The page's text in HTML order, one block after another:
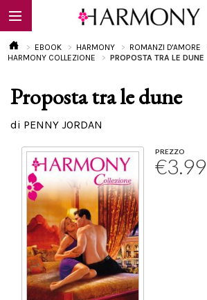
EBOOK
Calendario
EBOOK HARMONY
ROMANZI D'AMORE
HARMONY COLLEZIONE
PROPOSTA TRA LE DUNE
Proposta tra le dune
di PENNY JORDAN
PREZZO
€3.99